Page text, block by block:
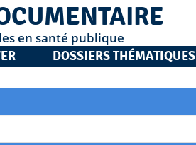
en santé publique
DOSSIERS THÉMATIQUES